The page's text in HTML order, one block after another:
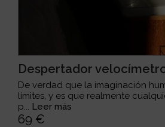
Despertador
De verdad que la imaginación
límites, y es que realmente
p... Leer más
69 €